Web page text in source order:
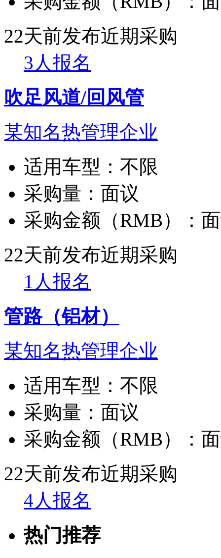
22天前发布近期采购
3人报名
吹足风道/回风管
某知名热管理企业
适用车型： 不限
采购量： 面议
采购金额（RMB）：
22天前发布近期采购
1人报名
管路（铝材）
某知名热管理企业
适用车型： 不限
采购量： 面议
采购金额（RMB）：
22天前发布近期采购
4人报名
热门推荐